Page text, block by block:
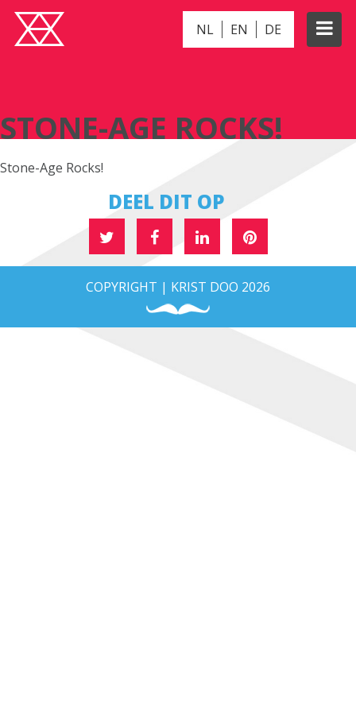
NL EN DE
STONE-AGE ROCKS!
Stone-Age Rocks!
DEEL DIT OP
COPYRIGHT | KRIST DOO 2026